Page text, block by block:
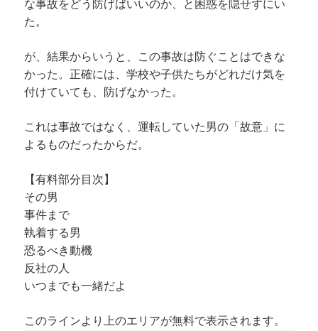
な事故をどう防げばいいのか、と困惑を隠せずにい
た。
が、結果からいうと、この事故は防ぐことはできな
かった。正確には、学校や子供たちがどれだけ気を
付けていても、防げなかった。
これは事故ではなく、運転していた男の「故意」に
よるものだったからだ。
【有料部分目次】
その男
事件まで
執着する男
恐るべき動機
反社の人
いつまでも一緒だよ
このラインより上のエリアが無料で表示されます。